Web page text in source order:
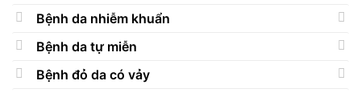
Bệnh da nhiễm khuẩn
Bệnh da tự miễn
Bệnh đỏ da có vảy